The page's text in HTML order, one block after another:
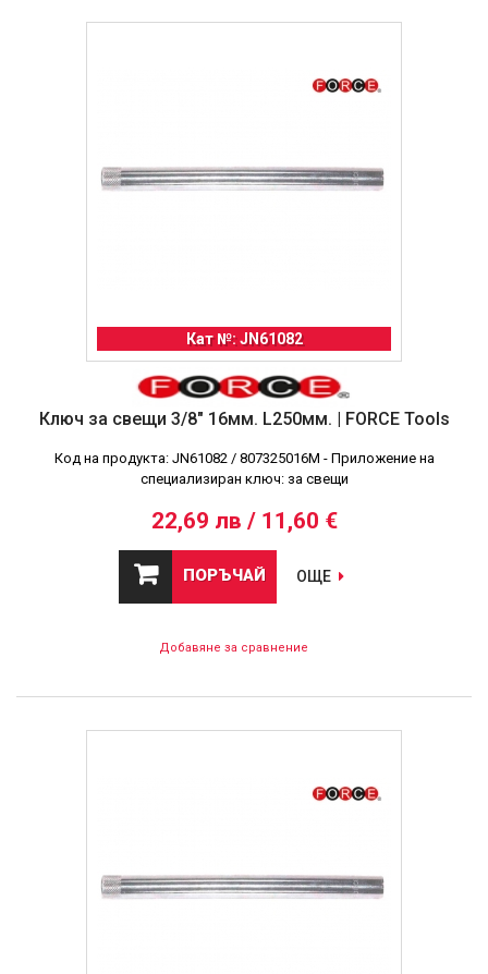
Кат №: JN61082
Ключ за свещи 3/8" 16мм. L250мм. | FORCE Tools
Код на продукта: JN61082 / 807325016M - Приложение на
специализиран ключ: за свещи
22,69 лв / 11,60 €
ПОРЪЧАЙ ОЩЕ
Добавяне за сравнение